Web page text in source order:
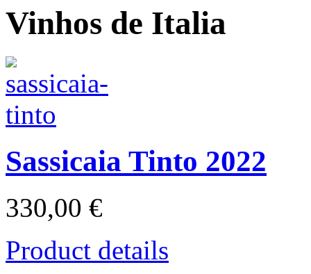
Vinhos de Italia
Sassicaia Tinto 2022
330,00 €
Product details